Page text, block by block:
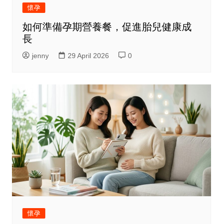
懷孕
如何準備孕期營養餐，促進胎兒健康成
長
jenny 29 April 2026 0
懷孕